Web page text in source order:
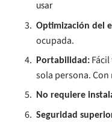
usar
Optimización del
ocupada.
Portabilidad:
sola persona.
No requiere
Seguridad